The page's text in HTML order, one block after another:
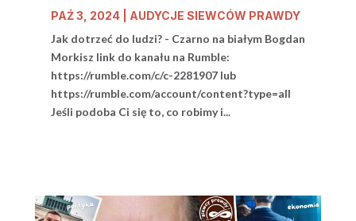
PAŹ 3, 2024| AUDYCJE SIEWCÓW PRAWDY
Jak dotrzeć do ludzi? - Czarno na białym Bogdan
Morkisz link do kanału na Rumble:
https://rumble.com/c/c-2281907 lub
https://rumble.com/account/content?type=all
Jeśli podoba Ci się to, co robimy i...